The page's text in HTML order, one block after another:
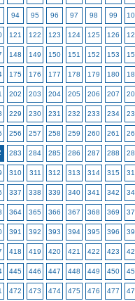
94 95 96 97 98 99
121 122 123 124 125 126
148 149 150 151 152 153
175 176 177 178 179 180
202 203 204 205 206 207
229 230 231 232 233 234
256 257 258 259 260 261
283 284 285 286 287 288
310 311 312 313 314 315
337 338 339 340 341 342
364 365 366 367 368 369
391 392 393 394 395 396
418 419 420 421 422 423
445 446 447 448 449 450
472 473 474 475 476 477